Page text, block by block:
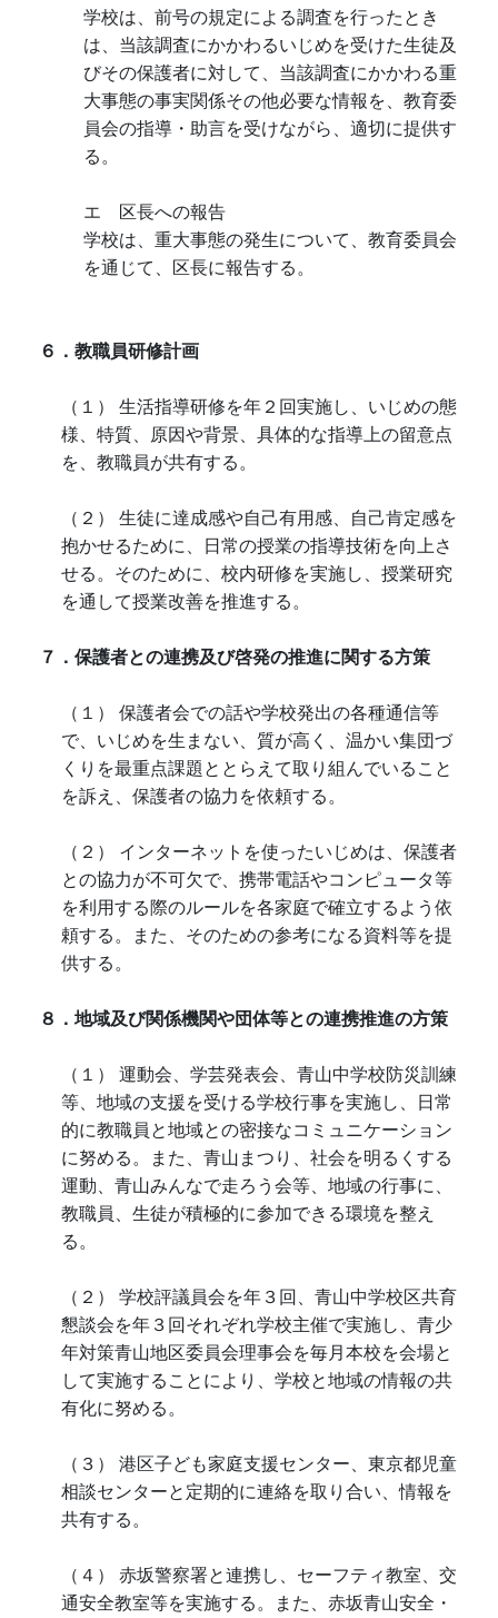
学校は、前号の規定による調査を行ったとき
は、当該調査にかかわるいじめを受けた生徒及
びその保護者に対して、当該調査にかかわる重
大事態の事実関係その他必要な情報を、教育委
員会の指導・助言を受けながら、適切に提供す
る。
エ 区長への報告
学校は、重大事態の発生について、教育委員会
を通じて、区長に報告する。
６．教職員研修計画
（１） 生活指導研修を年２回実施し、いじめの態
様、特質、原因や背景、具体的な指導上の留意点
を、教職員が共有する。
（２） 生徒に達成感や自己有用感、自己肯定感を
抱かせるために、日常の授業の指導技術を向上さ
せる。そのために、校内研修を実施し、授業研究
を通して授業改善を推進する。
７．保護者との連携及び啓発の推進に関する方策
（１） 保護者会での話や学校発出の各種通信等
で、いじめを生まない、質が高く、温かい集団づ
くりを最重点課題ととらえて取り組んでいること
を訴え、保護者の協力を依頼する。
（２） インターネットを使ったいじめは、保護者
との協力が不可欠で、携帯電話やコンピュータ等
を利用する際のルールを各家庭で確立するよう依
頼する。また、そのための参考になる資料等を提
供する。
８．地域及び関係機関や団体等との連携推進の方策
（１） 運動会、学芸発表会、青山中学校防災訓練
等、地域の支援を受ける学校行事を実施し、日常
的に教職員と地域との密接なコミュニケーション
に努める。また、青山まつり、社会を明るくする
運動、青山みんなで走ろう会等、地域の行事に、
教職員、生徒が積極的に参加できる環境を整え
る。
（２） 学校評議員会を年３回、青山中学校区共育
懇談会を年３回それぞれ学校主催で実施し、青少
年対策青山地区委員会理事会を毎月本校を会場と
して実施することにより、学校と地域の情報の共
有化に努める。
（３） 港区子ども家庭支援センター、東京都児童
相談センターと定期的に連絡を取り合い、情報を
共有する。
（４） 赤坂警察署と連携し、セーフティ教室、交
通安全教室等を実施する。また、赤坂青山安全・